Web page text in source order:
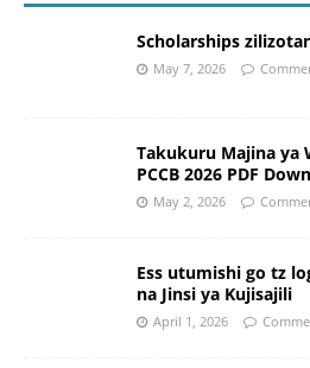
Scholarships
May 7, 2026
Takukuru Majina ya
PCCB 2026 PDF
May 2, 2026
Ess utumishi go tz
na Jinsi ya Kujisajili
April 1, 2026